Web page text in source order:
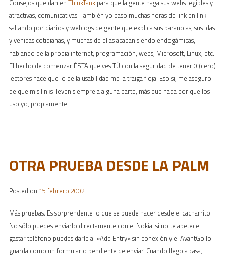
Consejos que dan en ThinkTankpara que la gente haga sus webs legibles y
atractivas, comunicativas. También yo paso muchas horas de link en link
saltando por diarios y weblogs de gente que explica sus paranoias, sus idas
y venidas cotidianas, y muchas de ellas acaban siendo endogámicas,
hablando de la propia internet, programación, webs, Microsoft, Linux, etc.
El hecho de comenzar ÉSTA que ves TÚ con la seguridad de tener 0 (cero)
lectores hace que lo de la usabilidad me la traiga floja. Eso si, me aseguro
de que mis links lleven siempre a alguna parte, más que nada por que los
uso yo, propiamente.
OTRA PRUEBA DESDE LA PALM
Posted on 15 febrero 2002
Más pruebas. Es sorprendente lo que se puede hacer desde el cacharrito.
No sólo puedes enviarlo directamente con el Nokia: si no te apetece
gastar teléfono puedes darle al «Add Entry» sin conexión y el AvantGo lo
guarda como un formulario pendiente de enviar. Cuando llego a casa,